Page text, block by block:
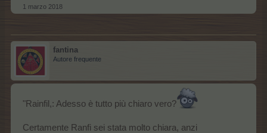
1 marzo 2018
fantina
Autore frequente
"Rainfil,: Adesso è tutto più chiaro vero?
Certamente Ranfi sei stata molto chiara, anzi